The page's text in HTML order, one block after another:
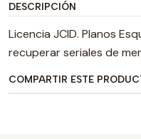
DESCRIPCIÓN
Licencia JCID. Planos
recuperar seriales de
COMPARTIR ESTE